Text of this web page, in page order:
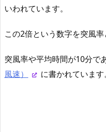
いわれています。
この2倍という数字を突風率
突風率や平均時間が10分で
風速）
に書かれています。